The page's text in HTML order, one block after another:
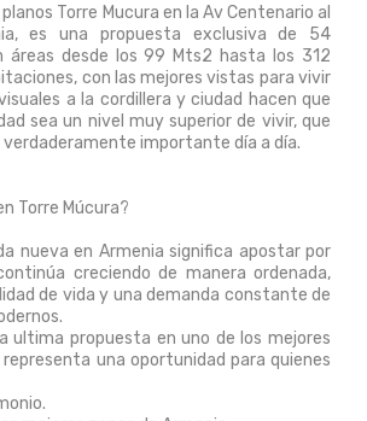
Torre Mucura en la Av Centenario al
es una propuesta exclusiva de 54
áreas desde los 99 Mts2 hasta los 312
con las mejores vistas para vivir
a la cordillera y ciudad hacen que
sea un nivel muy superior de vivir, que
importante día a día.
Torre Múcura?
nueva en Armenia significa apostar por
creciendo de manera ordenada,
de vida y una demanda constante de
ultima propuesta en uno de los mejores
representa una oportunidad para quienes